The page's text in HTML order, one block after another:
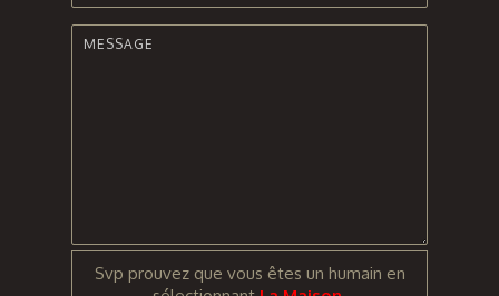
Svp prouvez que vous êtes un humain en